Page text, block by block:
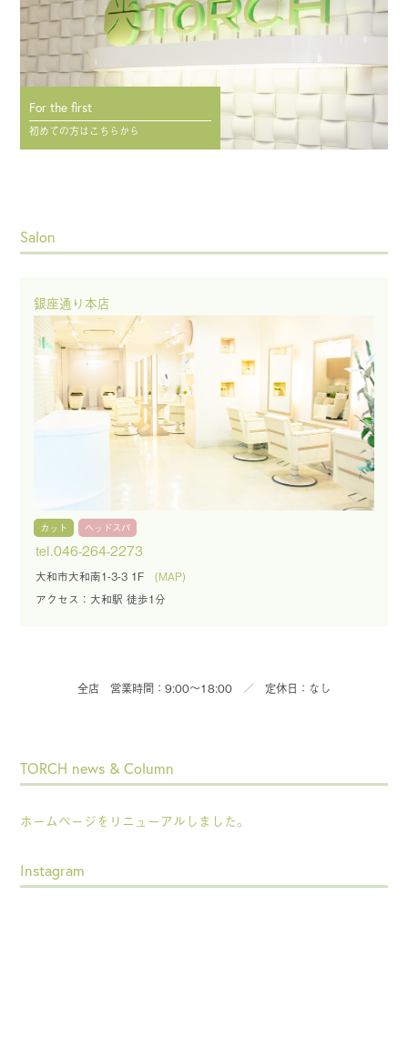
For the first
初めての方はこちらから
Salon
銀座通り本店
カット ヘッドスパ
tel.046-264-2273
大和市大和南1-3-3 1F(MAP)
アクセス：大和駅 徒歩1分
全店 営業時間：9:00～18:00 ／ 定休日：なし
TORCH news & Column
ホームページをリニューアルしました。
Instagram